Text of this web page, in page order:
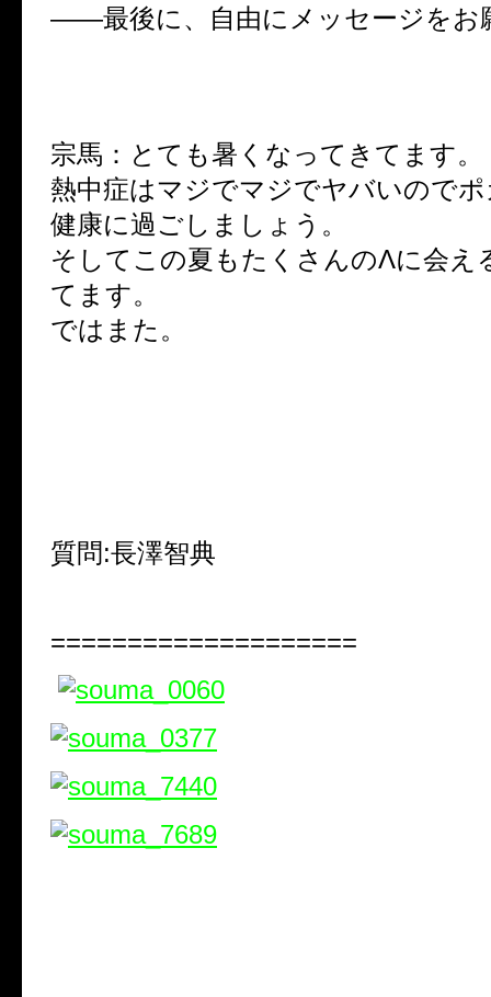
――最後に、自由にメッセージをお
宗馬：とても暑くなってきてます。
熱中症はマジでマジでヤバいので
健康に過ごしましょう。
そしてこの夏もたくさんのΛに会え
てます。
ではまた。
質問:長澤智典
====================